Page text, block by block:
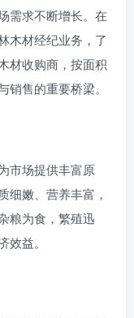
需求不断增长。在
木材经纪业务，了
材收购商，按面积
售的重要桥梁。
市场提供丰富原
细嫩、营养丰富，
粮为食，繁殖迅
益。